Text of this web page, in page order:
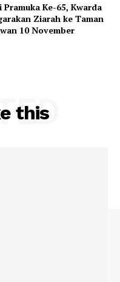
Ke-65, Kwarda
Ziarah ke Taman
10 November
this